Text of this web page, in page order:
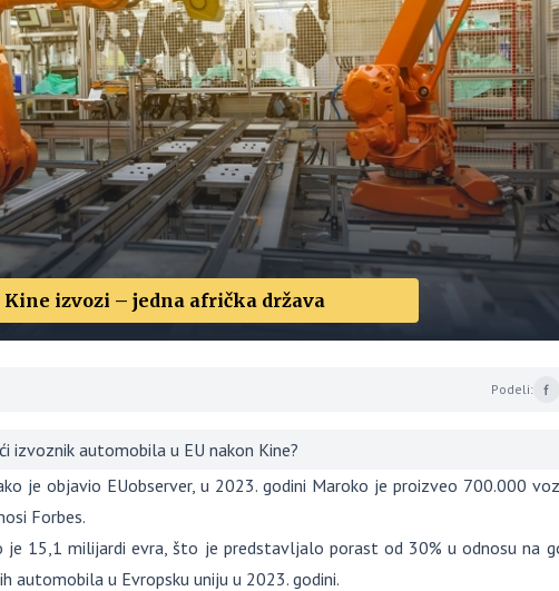
izvozi – jedna afrička država
Podeli:
izvoznik automobila u EU nakon Kine?
je objavio EUobserver, u 2023. godini Maroko je proizveo 700.000
Forbes.
je 15,1 milijardi evra, što je predstavljalo porast od 30% u odnosu na
automobila u Evropsku uniju u 2023. godini.